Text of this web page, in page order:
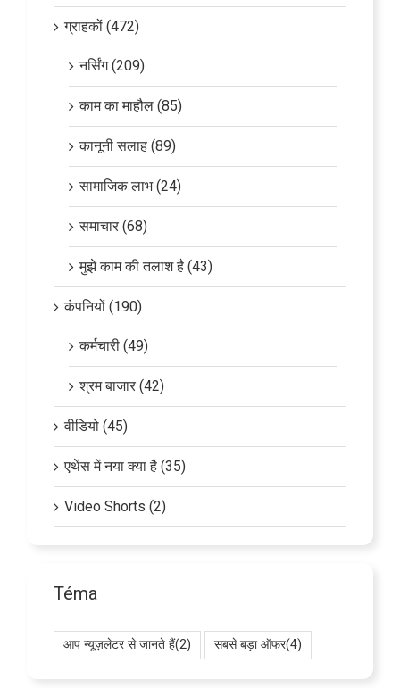
ग्राहकों (472)
नर्सिंग (209)
काम का माहौल (85)
कानूनी सलाह (89)
सामाजिक लाभ (24)
समाचार (68)
मुझे काम की तलाश है (43)
कंपनियों (190)
कर्मचारी (49)
श्रम बाजार (42)
वीडियो (45)
एथेंस में नया क्या है (35)
Video Shorts (2)
Téma
आप न्यूज़लेटर से जानते हैं(2) सबसे बड़ा ऑफर(4)